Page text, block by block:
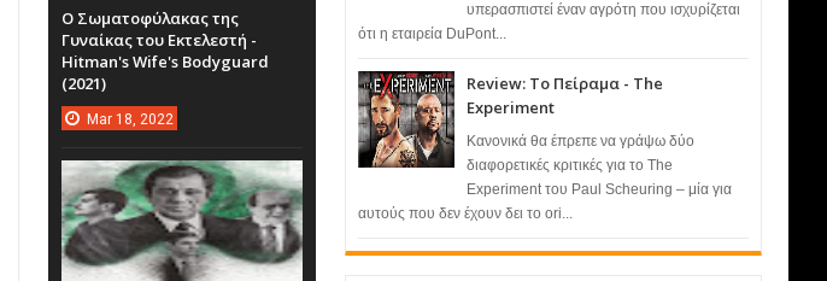
υπερασπιστεί έναν αγρότη που ισχυρίζεται
ότι η εταιρεία DuPont...
Review: Το Πείραμα - The
Experiment
Κανονικά θα έπρεπε να γράψω δύο
διαφορετικές κριτικές για το The
Experiment του Paul Scheuring – μία για
αυτούς που δεν έχουν δει το ori...
Ο Σωματοφύλακας της
Γυναίκας του Εκτελεστή -
Hitman's Wife's Bodyguard
(2021)
Mar 18, 2022